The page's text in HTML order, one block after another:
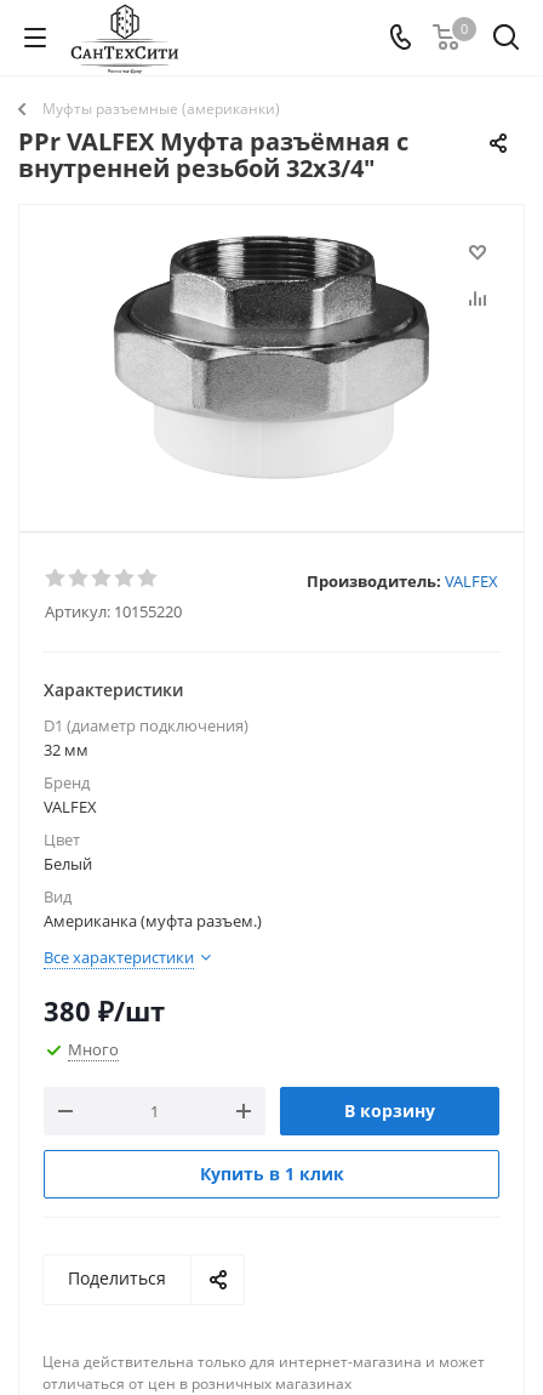
0
Муфты разъемные (американки)
PPr VALFEX Муфта разъёмная с
внутренней резьбой 32x3/4"
Артикул: 10155220
Производитель: VALFEX
Характеристики
D1 (диаметр подключения)
32 мм
Бренд
VALFEX
Цвет
Белый
Вид
Американка (муфта разъем.)
Все характеристики
380 ₽/шт
Много
В корзину
Купить в 1 клик
Поделиться
Цена действительна только для интернет-магазина и может
отличаться от цен в розничных магазинах